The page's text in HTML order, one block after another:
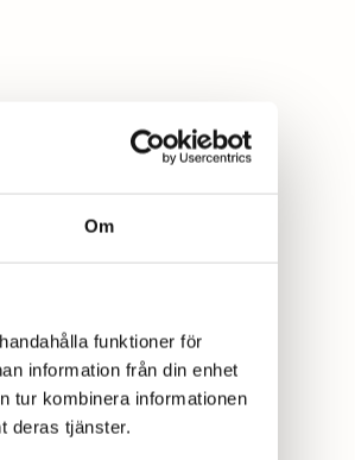
Om
funktioner för
information från din enhet
tur kombinera informationen
deras tjänster.